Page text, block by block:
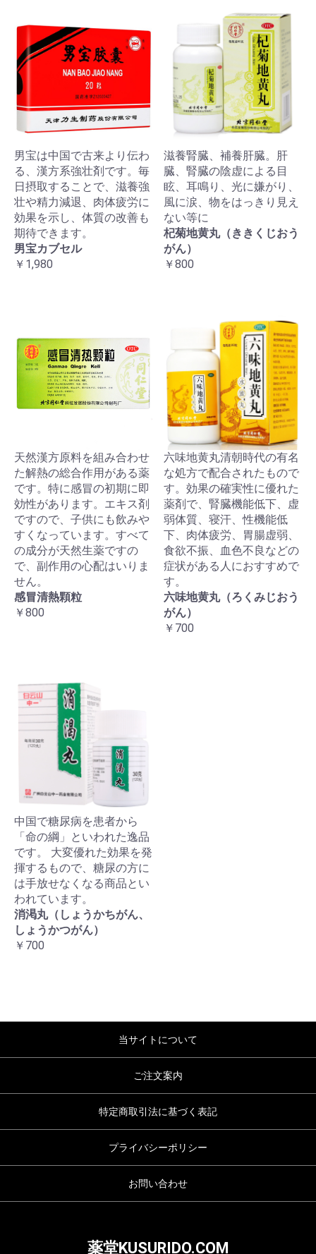
男宝は中国で古来より伝わ
る、漢方系強壮剤です。毎
日摂取することで、滋養強
壮や精力減退、肉体疲労に
効果を示し、体質の改善も
期待できます。
男宝カブセル
￥1,980
滋養腎臓、補養肝臓。肝
臓、腎臓の陰虚による目
眩、耳鳴り、光に嫌がり、
風に涙、物をはっきり見え
ない等に
杞菊地黄丸（ききくじおう
がん）
￥800
天然漢方原料を組み合わせ
た解熱の総合作用がある薬
です。特に感冒の初期に即
効性があります。エキス剤
ですので、子供にも飲みや
すくなっています。すべて
の成分が天然生薬ですの
で、副作用の心配はいりま
せん。
感冒清熱顆粒
￥800
六味地黄丸清朝時代の有名
な処方で配合されたもので
す。効果の確実性に優れた
薬剤で、腎臓機能低下、虚
弱体質、寝汗、性機能低
下、肉体疲労、胃腸虚弱、
食欲不振、血色不良などの
症状がある人におすすめで
す。
六味地黄丸（ろくみじおう
がん）
￥700
中国で糖尿病を患者から
「命の綱」といわれた逸品
です。 大変優れた効果を発
揮するもので、糖尿の方に
は手放せなくなる商品とい
われています。
消渇丸（しょうかちがん、
しょうかつがん）
￥700
当サイトについて
ご注文案内
特定商取引法に基づく表記
プライバシーポリシー
お問い合わせ
薬堂KUSURIDO.COM